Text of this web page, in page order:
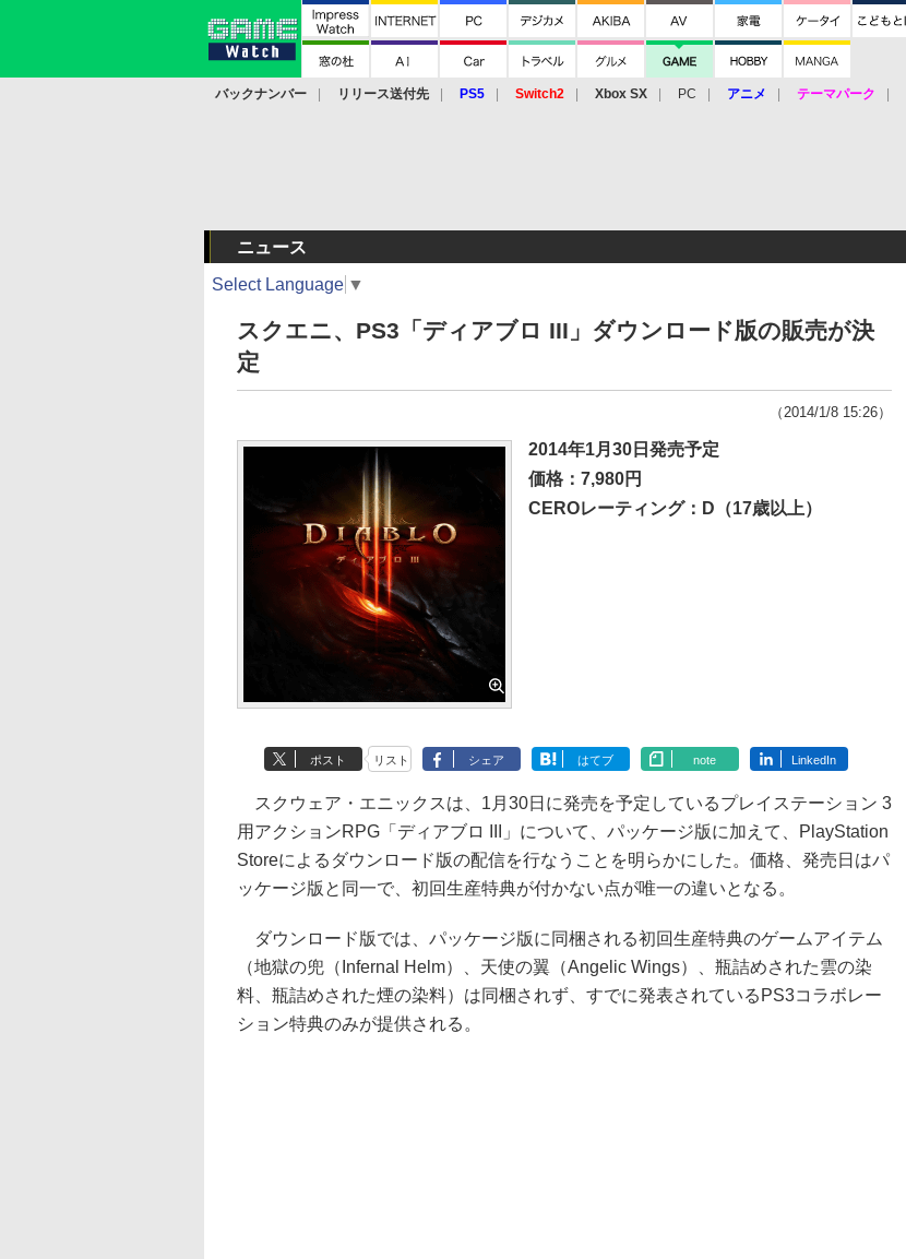
バックナンバー リリース送付先 PS5 Switch2 Xbox SX PC アニメ テーマパーク
ニュース
Select Language ▼
スクエニ、PS3「ディアブロ III」ダウンロード版の販売が決
定
（2014/1/8 15:26）
2014年1月30日発売予定
価格：7,980円
CEROレーティング：D（17歳以上）
ポスト リスト シェア はてブ note LinkedIn
スクウェア・エニックスは、1月30日に発売を予定しているプレイステーション 3
用アクションRPG「ディアブロ III」について、パッケージ版に加えて、PlayStation
Storeによるダウンロード版の配信を行なうことを明らかにした。価格、発売日はパ
ッケージ版と同一で、初回生産特典が付かない点が唯一の違いとなる。
ダウンロード版では、パッケージ版に同梱される初回生産特典のゲームアイテム
（地獄の兜（Infernal Helm）、天使の翼（Angelic Wings）、瓶詰めされた雲の染
料、瓶詰めされた煙の染料）は同梱されず、すでに発表されているPS3コラボレー
ション特典のみが提供される。